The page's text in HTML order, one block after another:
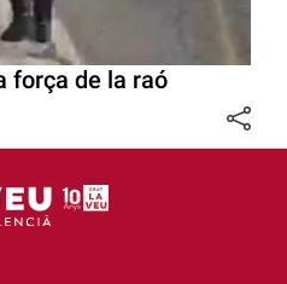
força de la raó